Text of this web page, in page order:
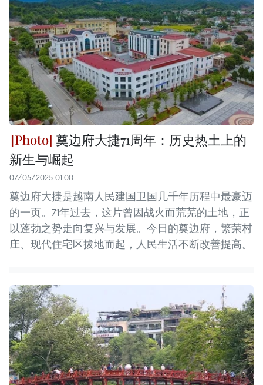
奠边府大捷71周年：历史热土上的
新生与崛起
07/05/2025 01:00
奠边府大捷是越南人民建国卫国几千年历程中最豪迈
的一页。71年过去，这片曾因战火而荒芜的土地，正
以蓬勃之势走向复兴与发展。今日的奠边府，繁荣村
庄、现代住宅区拔地而起，人民生活不断改善提高。